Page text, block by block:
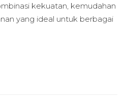
kekuatan, kemudahan
yang ideal untuk berbagai